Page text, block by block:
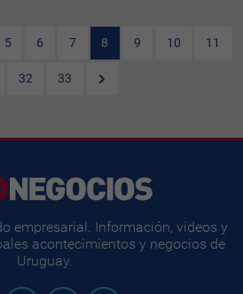
5 6 7 8 9 10 11
32 33
empresarial. Información, videos y
acontecimientos y negocios de
Uruguay.